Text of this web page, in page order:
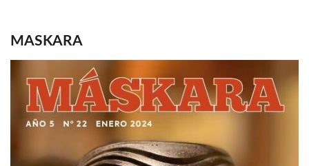
MASKARA